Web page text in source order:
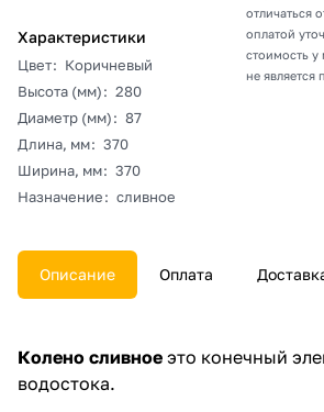
Характеристики
Цвет: Коричневый
Высота (мм): 280
Диаметр (мм): 87
Длина, мм: 370
Ширина, мм: 370
Назначение: сливное
отличаться
оплатой
стоимость
не является
Описание Оплата
Колено сливное это конечный
водостока.